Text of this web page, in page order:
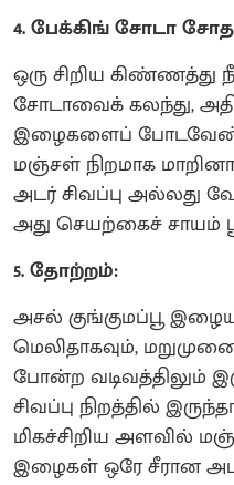
4. பேக்கிங் சோடா
ஒரு சிறிய கிண்ணத்து
சோடாவைக் கலந்து,
இழைகளைப்
மஞ்சள் நிறமாக
அடர் சிவப்பு அல்லது
அது செயற்கைச் சாயம்
5. தோற்றம்:
அசல் குங்குமப்பூ
மெலிதாகவும்,
போன்ற வடிவத்திலும்
சிவப்பு நிறத்தில்
மிகச்சிறிய அளவில்
இழைகள் ஒரே சீரான அடர்